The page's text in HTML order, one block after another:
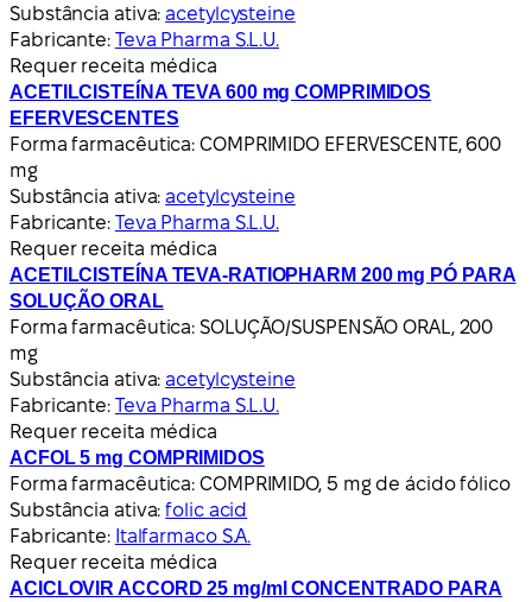
Substância ativa:acetylcysteine
Fabricante: Teva Pharma S.L.U.
Requer receita médica
ACETILCISTEÍNA TEVA 600 mg COMPRIMIDOS
EFERVESCENTES
Forma farmacêutica: COMPRIMIDO EFERVESCENTE, 600
mg
Substância ativa:acetylcysteine
Fabricante: Teva Pharma S.L.U.
Requer receita médica
ACETILCISTEÍNA TEVA-RATIOPHARM 200 mg PÓ PARA
SOLUÇÃO ORAL
Forma farmacêutica: SOLUÇÃO/SUSPENSÃO ORAL, 200
mg
Substância ativa:acetylcysteine
Fabricante: Teva Pharma S.L.U.
Requer receita médica
ACFOL 5 mg COMPRIMIDOS
Forma farmacêutica: COMPRIMIDO, 5 mg de ácido fólico
Substância ativa:folic acid
Fabricante: Italfarmaco S.A.
Requer receita médica
ACICLOVIR ACCORD 25 mg/ml CONCENTRADO PARA